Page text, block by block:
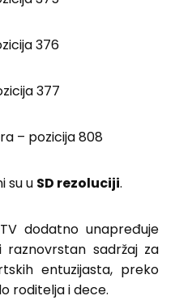
376
377
– pozicija 808
su u SD rezoluciji.
dodatno unapređuje
raznovrstan sadržaj za
entuzijasta, preko
roditelja i dece.